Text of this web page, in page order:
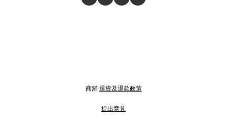
商舖 退貨及退款政策
提出意見